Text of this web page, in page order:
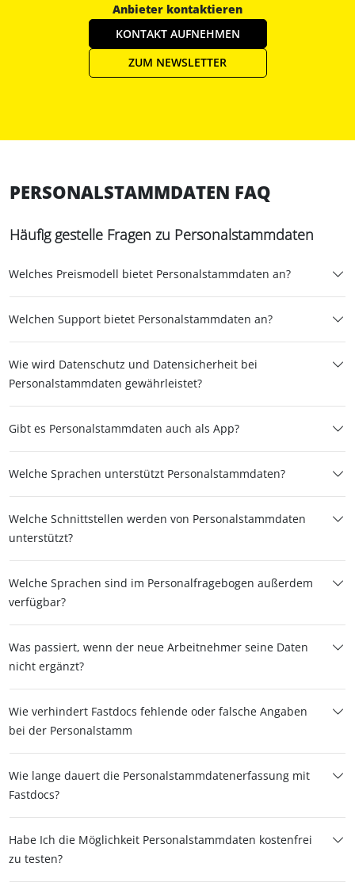
Anbieter kontaktieren
KONTAKT AUFNEHMEN
ZUM NEWSLETTER
PERSONALSTAMMDATEN FAQ
Häufig gestelle Fragen zu Personalstammdaten
Welches Preismodell bietet Personalstammdaten an?
Welchen Support bietet Personalstammdaten an?
Wie wird Datenschutz und Datensicherheit bei
Personalstammdaten gewährleistet?
Gibt es Personalstammdaten auch als App?
Welche Sprachen unterstützt Personalstammdaten?
Welche Schnittstellen werden von Personalstammdaten
unterstützt?
Welche Sprachen sind im Personalfragebogen außerdem
verfügbar?
Was passiert, wenn der neue Arbeitnehmer seine Daten
nicht ergänzt?
Wie verhindert Fastdocs fehlende oder falsche Angaben
bei der Personalstamm
Wie lange dauert die Personalstammdatenerfassung mit
Fastdocs?
Habe Ich die Möglichkeit Personalstammdaten kostenfrei
zu testen?